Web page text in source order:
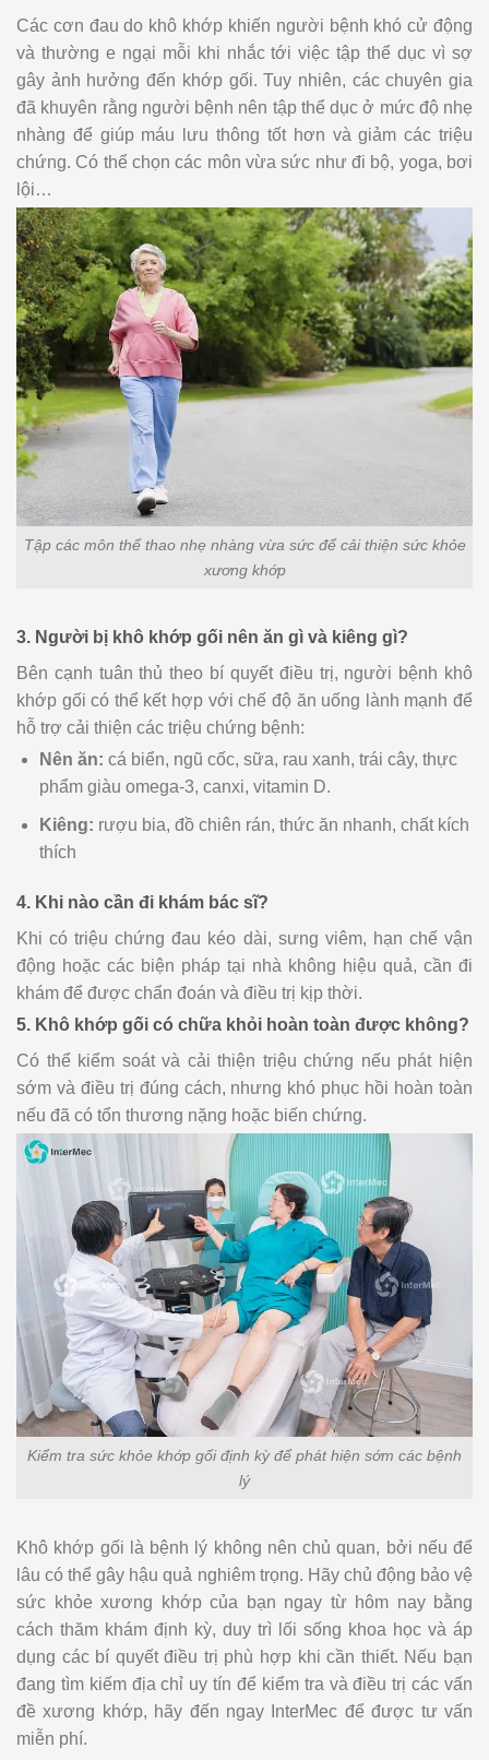
Các cơn đau do khô khớp khiến người bệnh khó cử động
và thường e ngại mỗi khi nhắc tới việc tập thể dục vì sợ
gây ảnh hưởng đến khớp gối. Tuy nhiên, các chuyên gia
đã khuyên rằng người bệnh nên tập thể dục ở mức độ nhẹ
nhàng để giúp máu lưu thông tốt hơn và giảm các triệu
chứng. Có thể chọn các môn vừa sức như đi bộ, yoga, bơi
lội…
Tập các môn thể thao nhẹ nhàng vừa sức để cải thiện sức khỏe
xương khớp
3. Người bị khô khớp gối nên ăn gì và kiêng gì?
Bên cạnh tuân thủ theo bí quyết điều trị, người bệnh khô
khớp gối có thể kết hợp với chế độ ăn uống lành mạnh để
hỗ trợ cải thiện các triệu chứng bệnh:
Nên ăn: cá biển, ngũ cốc, sữa, rau xanh, trái cây, thực
phẩm giàu omega-3, canxi, vitamin D.
Kiêng: rượu bia, đồ chiên rán, thức ăn nhanh, chất kích
thích
4. Khi nào cần đi khám bác sĩ?
Khi có triệu chứng đau kéo dài, sưng viêm, hạn chế vận
động hoặc các biện pháp tại nhà không hiệu quả, cần đi
khám để được chẩn đoán và điều trị kịp thời.
5. Khô khớp gối có chữa khỏi hoàn toàn được không?
Có thể kiểm soát và cải thiện triệu chứng nếu phát hiện
sớm và điều trị đúng cách, nhưng khó phục hồi hoàn toàn
nếu đã có tổn thương nặng hoặc biến chứng.
Kiểm tra sức khỏe khớp gối định kỳ để phát hiện sớm các bệnh
lý
Khô khớp gối là bệnh lý không nên chủ quan, bởi nếu để
lâu có thể gây hậu quả nghiêm trọng. Hãy chủ động bảo vệ
sức khỏe xương khớp của bạn ngay từ hôm nay bằng
cách thăm khám định kỳ, duy trì lối sống khoa học và áp
dụng các bí quyết điều trị phù hợp khi cần thiết. Nếu bạn
đang tìm kiếm địa chỉ uy tín để kiểm tra và điều trị các vấn
đề xương khớp, hãy đến ngay InterMec để được tư vấn
miễn phí.